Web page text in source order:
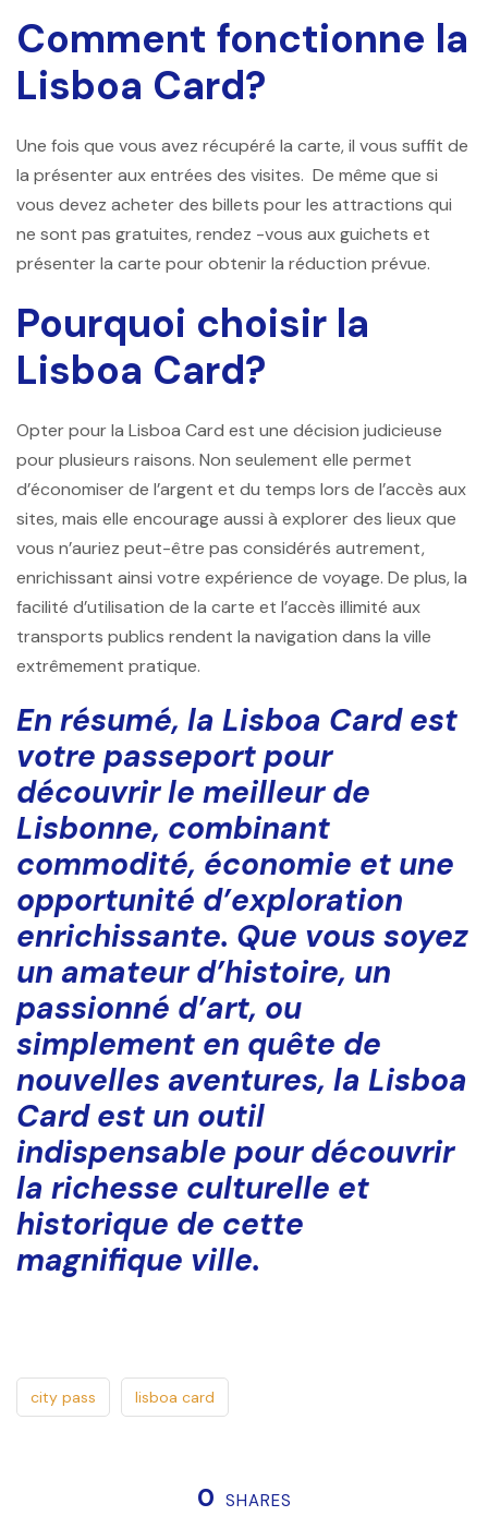
Comment fonctionne la
Lisboa Card?
Une fois que vous avez récupéré la carte, il vous suffit de
la présenter aux entrées des visites. De même que si
vous devez acheter des billets pour les attractions qui
ne sont pas gratuites, rendez -vous aux guichets et
présenter la carte pour obtenir la réduction prévue.
Pourquoi choisir la
Lisboa Card?
Opter pour la Lisboa Card est une décision judicieuse
pour plusieurs raisons. Non seulement elle permet
d’économiser de l’argent et du temps lors de l’accès aux
sites, mais elle encourage aussi à explorer des lieux que
vous n’auriez peut-être pas considérés autrement,
enrichissant ainsi votre expérience de voyage. De plus, la
facilité d’utilisation de la carte et l’accès illimité aux
transports publics rendent la navigation dans la ville
extrêmement pratique.
En résumé, la Lisboa Card est
votre passeport pour
découvrir le meilleur de
Lisbonne, combinant
commodité, économie et une
opportunité d’exploration
enrichissante. Que vous soyez
un amateur d’histoire, un
passionné d’art, ou
simplement en quête de
nouvelles aventures, la Lisboa
Card est un outil
indispensable pour découvrir
la richesse culturelle et
historique de cette
magnifique ville.
city pass lisboa card
0 SHARES